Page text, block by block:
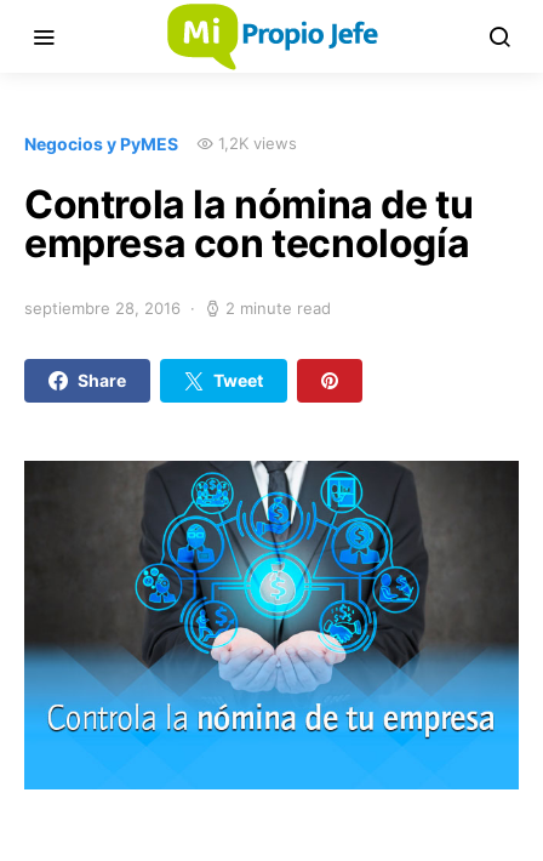
Negocios y PyMES 1,2K views
Controla la nómina de tu
empresa con tecnología
septiembre 28, 2016 2 minute read
Share Tweet